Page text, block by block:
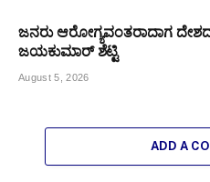
ಜನರು ಆರೋಗ್ಯವಂತರಾದಾಗ ದೇಶದ
ಜಯಕುಮಾರ್ ಶೆಟ್ಟಿ
August 5, 2026
ADD A